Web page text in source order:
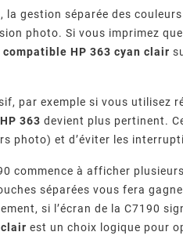
Imprimante Epson :
reconnue » ? Causes,
de réinitialisation en 7
piège des mises à jour
la gestion séparée des
photo. Si vous imprimez
HP 363 cyan clair
par exemple si vous utilisez
363 devient plus pertinent.
photo) et d’éviter les
commence à afficher
séparées vous fera
si l’écran de la C7190
clair est un choix logique pour